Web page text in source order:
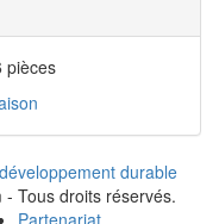
pièces
développement durable
Tous droits réservés.